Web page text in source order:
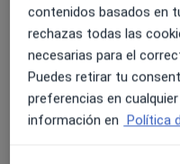
Calle de Sangenjo
Centro Médico dental
Acepta Cigna
Primera visita
contenidos basados en
rechazas todas las
necesarias para el
Puedes retirar tu
preferencias en
información en Política